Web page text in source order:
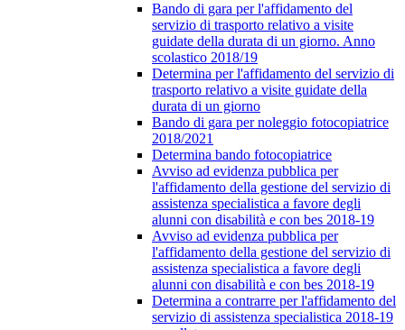
Bando di gara per l'affidamento del
servizio di trasporto relativo a visite
guidate della durata di un giorno. Anno
scolastico 2018/19
Determina per l'affidamento del servizio di
trasporto relativo a visite guidate della
durata di un giorno
Bando di gara per noleggio fotocopiatrice
2018/2021
Determina bando fotocopiatrice
Avviso ad evidenza pubblica per
l'affidamento della gestione del servizio di
assistenza specialistica a favore degli
alunni con disabilità e con bes 2018-19
Avviso ad evidenza pubblica per
l'affidamento della gestione del servizio di
assistenza specialistica a favore degli
alunni con disabilità e con bes 2018-19
Determina a contrarre per l'affidamento del
servizio di assistenza specialistica 2018-19